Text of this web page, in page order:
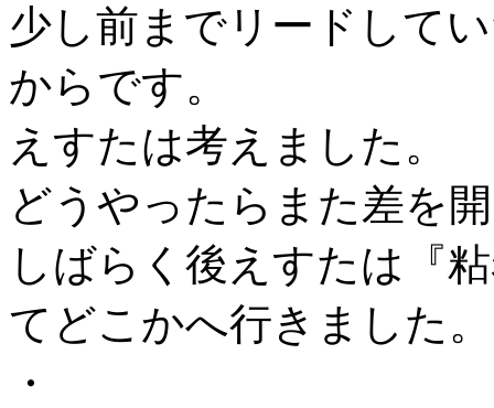
少し前までリードして
からです。
えすたは考えました。
どうやったらまた差を
しばらく後えすたは『
てどこかへ行きました。
・